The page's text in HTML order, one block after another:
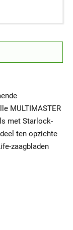
MULTIMASTER
met Starlock-
ten opzichte
zaagbladen